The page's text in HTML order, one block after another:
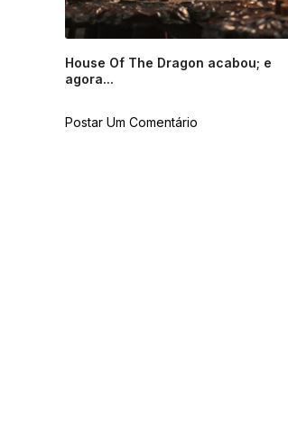
House Of The Dragon acabou; e
agora...
Postar Um Comentário